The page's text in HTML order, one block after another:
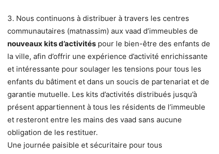
3. Nous continuons à distribuer à travers les centres
communautaires (matnassim) aux vaad d’immeubles de
nouveaux kits d’activités pour le bien-être des enfants de
la ville, afin d’offrir une expérience d’activité enrichissante
et intéressante pour soulager les tensions pour tous les
enfants du bâtiment et dans un soucis de partenariat et de
garantie mutuelle. Les kits d’activités distribués jusqu’à
présent appartiennent à tous les résidents de l’immeuble
et resteront entre les mains des vaad sans aucune
obligation de les restituer.
Une journée paisible et sécuritaire pour tous